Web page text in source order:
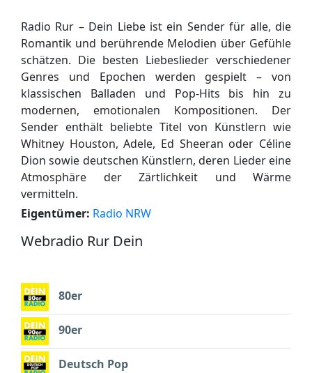
Radio Rur – Dein Liebe ist ein Sender für alle, die
Romantik und berührende Melodien über Gefühle
schätzen. Die besten Liebeslieder verschiedener
Genres und Epochen werden gespielt – von
klassischen Balladen und Pop-Hits bis hin zu
modernen, emotionalen Kompositionen. Der
Sender enthält beliebte Titel von Künstlern wie
Whitney Houston, Adele, Ed Sheeran oder Céline
Dion sowie deutschen Künstlern, deren Lieder eine
Atmosphäre der Zärtlichkeit und Wärme
vermitteln.
Eigentümer: Radio NRW
Webradio Rur Dein
80er
90er
Deutsch Pop